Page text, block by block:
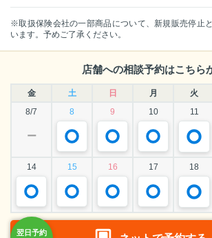
※取扱保険会社の一部商品について、新規販売停止
います。予めご了承ください。
店舗への相談予約はこちら
金 土 日 月 火
8/7
8 9 10 11
ー
14 15 16 17 18